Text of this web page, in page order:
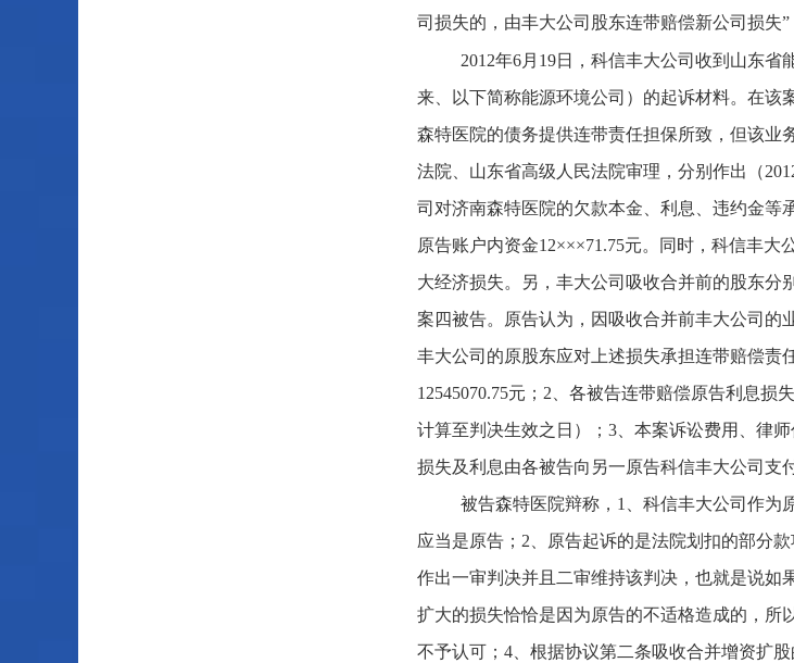
司损失的，由丰大公司股东连带赔偿新公司损失
2012年6月19日，科信丰大公司收到山东
来、以下简称能源环境公司）的起诉材料。在该
森特医院的债务提供连带责任担保所致，但该业
法院、山东省高级人民法院审理，分别作出（
司对济南森特医院的欠款本金、利息、违约金等
原告账户内资金12×××71.75元。同时，科信丰
大经济损失。另，丰大公司吸收合并前的股东
案四被告。原告认为，因吸收合并前丰大公司的
丰大公司的原股东应对上述损失承担连带赔偿责
12545070.75元；2、各被告连带赔偿原告利息损
计算至判决生效之日）；3、本案诉讼费用、律
损失及利息由各被告向另一原告科信丰大公司支付
被告森特医院辩称，1、科信丰大公司作为
应当是原告；2、原告起诉的是法院划扣的部分
作出一审判决并且二审维持该判决，也就是说如
扩大的损失恰恰是因为原告的不适格造成的，所
不予认可；4、根据协议第二条吸收合并增资扩